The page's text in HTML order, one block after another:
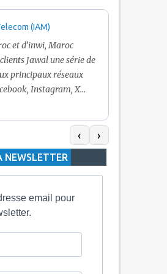
(IAM)
et d’inwi, Maroc
Jawal une série de
principaux réseaux
Instagram, X
10 Dh offre 400 Mo,
20 Dh et 30 Dh
1 Go et 2 Go. Les
3 jours pour
‹ ›
NEWSLETTER
email pour